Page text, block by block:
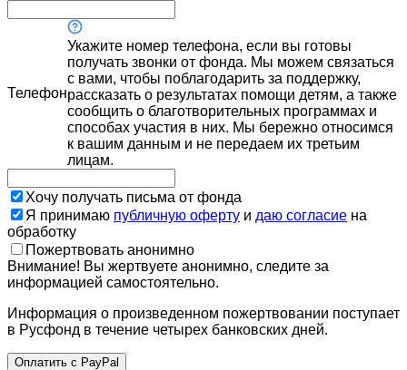
Телефон
Укажите номер телефона, если вы готовы
получать звонки от фонда. Мы можем связаться
с вами, чтобы поблагодарить за поддержку,
рассказать о результатах помощи детям, а также
сообщить о благотворительных программах и
способах участия в них. Мы бережно относимся
к вашим данным и не передаем их третьим
лицам.
Хочу получать письма от фонда
Я принимаю публичную оферту и даю согласие на
обработку
Пожертвовать анонимно
Внимание! Вы жертвуете анонимно, следите за
информацией самостоятельно.
Информация о произведенном пожертвовании поступает
в Русфонд в течение четырех банковских дней.
Оплатить с PayPal